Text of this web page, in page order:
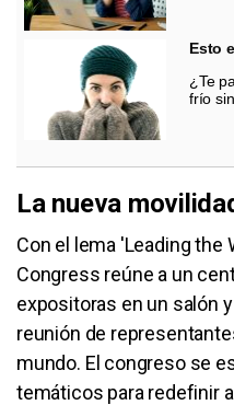
Esto
¿Te
frío
La nueva
Con el lema 'Leading the
Congress reúne a un
expositoras en un salón
reunión de
mundo. El congreso se
temáticos para redefinir